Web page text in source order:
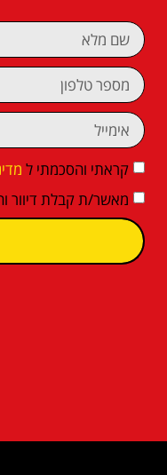
קראתי והסכמתי ל
מאשר/ת קבלת דיוור